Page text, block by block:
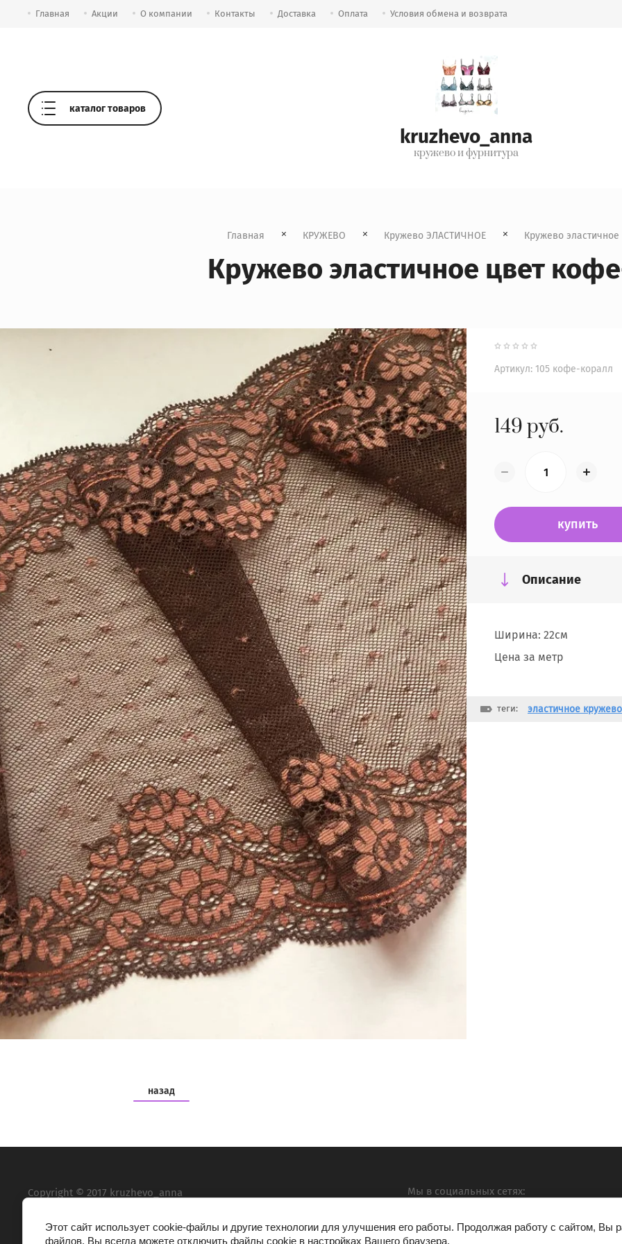
Главная Акции О компании Контакты Доставка Оплата Условия обмена и возврата
каталог товаров
kruzhevo_anna
кружево и фурнитура
Главная КРУЖЕВО Кружево ЭЛАСТИЧНОЕ
Кружево
Кружево эластичное цвет
Артикул: 105 кофе-коралл
149 руб.
купить
Описание
Ширина: 22см
Цена за метр
теги: эластичное
назад
Copyright © 2017 kruzhevo_anna Мы в социальных сетях:
Этот сайт использует cookie-файлы и другие технологии для улучшения его работы. Продолжая работу с сайтом, Вы
файлов. Вы всегда можете отключить файлы cookie в настройках Вашего браузера.